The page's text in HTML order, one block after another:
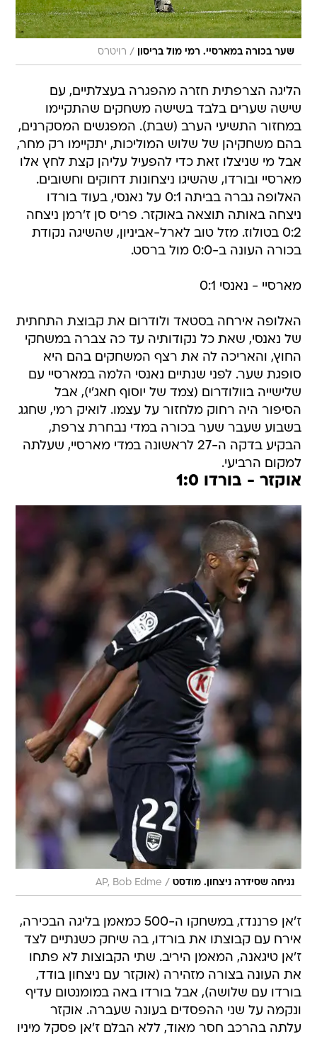
שער בכורה במארסיי. רמי מול בריסון / רויטרס
הליגה הצרפתית חזרה מהפגרה בעצלתיים, עם
שישה שערים בלבד בשישה משחקים שהתקיימו
במחזור התשיעי הערב (שבת). המפגשים המסקרנים,
בהם משחקיהן של שלוש המוליכות, יתקיימו רק מחר,
אבל מי שניצלו זאת כדי להפעיל עליהן קצת לחץ אלו
מארסיי ובורדו, שהשיגו ניצחונות דחוקים וחשובים.
האלופה גברה בביתה 0:1 על נאנסי, בעוד בורדו
ניצחה באותה תוצאה באוקזר. פריס סן ז'רמן ניצחה
0:2 בטולוז. מזל טוב לארל-אביניון, שהשיגה נקודת
בכורה העונה ב-0:0 מול ברסט.
מארסיי - נאנסי 0:1
האלופה אירחה בסטאד ולודרום את קבוצת התחתית
של נאנסי, שאת כל נקודותיה עד כה צברה במשחקי
החוץ, והאריכה לה את רצף המשחקים בהם היא
סופגת שער. לפני שנתיים נאנסי הלמה במארסיי עם
שלישייה בוולודרום (צמד של יוסוף חאג'י), אבל
הסיפור היה רחוק מלחזור על עצמו. לואיק רמי, שחגג
בשבוע שעבר שער בכורה במדי נבחרת צרפת,
הבקיע בדקה ה-27 לראשונה במדי מארסיי, שעלתה
למקום הרביעי.
אוקזר - בורדו 1:0
נגיחה שסידרה ניצחון. מודסט /
AP, Bob Edme
ז'אן פרננדז, במשחקו ה-500 כמאמן בליגה הבכירה,
אירח עם קבוצתו את בורדו, בה שיחק כשנתיים לצד
ז'אן טיגאנה, המאמן היריב. שתי הקבוצות לא פתחו
את העונה בצורה מזהירה (אוקזר עם ניצחון בודד,
בורדו עם שלושה), אבל בורדו באה במומנטום עדיף
ונקמה על שני ההפסדים בעונה שעברה. אוקזר
עלתה בהרכב חסר מאוד, ללא הבלם ז'אן פסקל מיניו